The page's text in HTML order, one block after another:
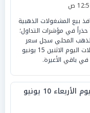
بيع المشغولات الذهبية
حذراً في مؤشرات التداول؛
المحلي سجل سعر
جرام الذهب عيار 14 في تعاملات اليوم الاثنين 15 يونيو
أسعار الذهب في مصراليوم الأربعاء 10 يونيو